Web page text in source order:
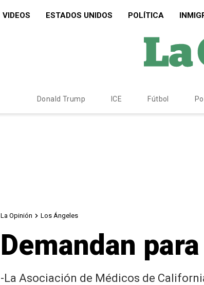
VIDEOS ESTADOS UNIDOS POLÍTICA
Donald Trump ICE Fútbol
La Opinión Los Ángeles
Demandan
-La Asociación de Médicos de